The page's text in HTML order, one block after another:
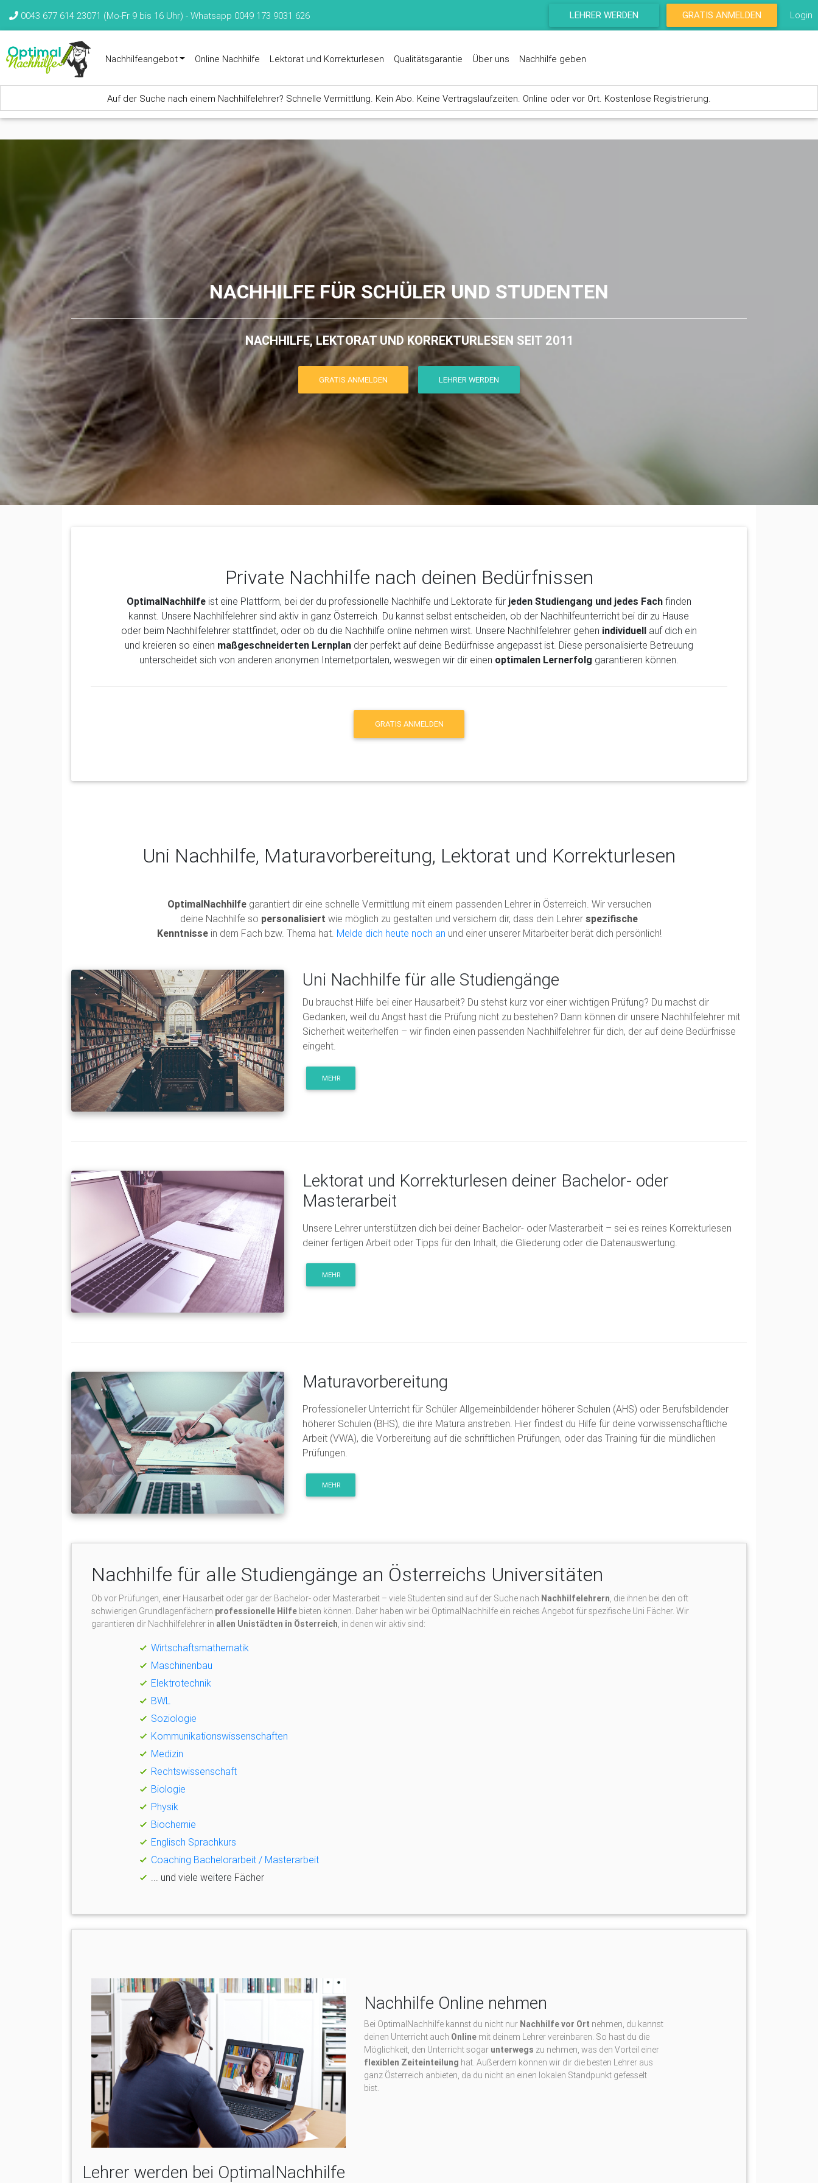
0043 677 614 23071 (Mo-Fr 9 bis 16 Uhr) - Whatsapp 0049 173 9031 626 LEHRER WERDEN GRATIS ANMELDEN Login
Nachhilfeangebot Online Nachhilfe Lektorat und Korrekturlesen Qualitätsgarantie Über uns Nachhilfe geben
Auf der Suche nach einem Nachhilfelehrer? Schnelle Vermittlung. Kein Abo. Keine Vertragslaufzeiten. Online oder vor Ort. Kostenlose Registrierung.
NACHHILFE FÜR SCHÜLER UND STUDENTEN
NACHHILFE, LEKTORAT UND KORREKTURLESEN SEIT 2011
GRATIS ANMELDEN LEHRER WERDEN
Private Nachhilfe nach deinen Bedürfnissen
OptimalNachhilfeist eine Plattform, bei der du professionelle Nachhilfe und Lektorate für jeden Studiengang und jedes Fachfinden
kannst. Unsere Nachhilfelehrer sind aktiv in ganz Österreich. Du kannst selbst entscheiden, ob der Nachhilfeunterricht bei dir zu Hause
oder beim Nachhilfelehrer stattfindet, oder ob du die Nachhilfe online nehmen wirst. Unsere Nachhilfelehrer gehen individuellauf dich ein
und kreieren so einen maßgeschneiderten Lernplander perfekt auf deine Bedürfnisse angepasst ist. Diese personalisierte Betreuung
unterscheidet sich von anderen anonymen Internetportalen, weswegen wir dir einen optimalen Lernerfolg garantieren können.
GRATIS ANMELDEN
Uni Nachhilfe, Maturavorbereitung, Lektorat und Korrekturlesen
OptimalNachhilfegarantiert dir eine schnelle Vermittlung mit einem passenden Lehrer in Österreich. Wir versuchen
deine Nachhilfe so personalisiert wie möglich zu gestalten und versichern dir, dass dein Lehrer spezifische
Kenntnissein dem Fach bzw. Thema hat. Melde dich heute noch an und einer unserer Mitarbeiter berät dich persönlich!
Uni Nachhilfe für alle Studiengänge
Du brauchst Hilfe bei einer Hausarbeit? Du stehst kurz vor einer wichtigen Prüfung? Du machst dir
Gedanken, weil du Angst hast die Prüfung nicht zu bestehen? Dann können dir unsere Nachhilfelehrer mit
Sicherheit weiterhelfen – wir finden einen passenden Nachhilfelehrer für dich, der auf deine Bedürfnisse
eingeht.
MEHR
Lektorat und Korrekturlesen deiner Bachelor- oder
Masterarbeit
Unsere Lehrer unterstützen dich bei deiner Bachelor- oder Masterarbeit – sei es reines Korrekturlesen
deiner fertigen Arbeit oder Tipps für den Inhalt, die Gliederung oder die Datenauswertung.
MEHR
Maturavorbereitung
Professioneller Unterricht für Schüler Allgemeinbildender höherer Schulen (AHS) oder Berufsbildender
höherer Schulen (BHS), die ihre Matura anstreben. Hier findest du Hilfe für deine vorwissenschaftliche
Arbeit (VWA), die Vorbereitung auf die schriftlichen Prüfungen, oder das Training für die mündlichen
Prüfungen.
MEHR
Nachhilfe für alle Studiengänge an Österreichs Universitäten
Ob vor Prüfungen, einer Hausarbeit oder gar der Bachelor- oder Masterarbeit – viele Studenten sind auf der Suche nach Nachhilfelehrern, die ihnen bei den oft
schwierigen Grundlagenfächern professionelle Hilfe bieten können. Daher haben wir bei OptimalNachhilfe ein reiches Angebot für spezifische Uni Fächer. Wir
garantieren dir Nachhilfelehrer in allen Unistädten in Österreich, in denen wir aktiv sind:
Wirtschaftsmathematik
Maschinenbau
Elektrotechnik
BWL
Soziologie
Kommunikationswissenschaften
Medizin
Rechtswissenschaft
Biologie
Physik
Biochemie
Englisch Sprachkurs
Coaching Bachelorarbeit / Masterarbeit
... und viele weitere Fächer
Nachhilfe Online nehmen
Bei OptimalNachhilfe kannst du nicht nur Nachhilfe vor Ort nehmen, du kannst
deinen Unterricht auch Onlinemit deinem Lehrer vereinbaren. So hast du die
Möglichkeit, den Unterricht sogar unterwegs zu nehmen, was den Vorteil einer
flexiblen Zeiteinteilung hat. Außerdem können wir dir die besten Lehrer aus
ganz Österreich anbieten, da du nicht an einen lokalen Standpunkt gefesselt
bist.
Lehrer werden bei OptimalNachhilfe